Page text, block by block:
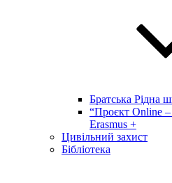
Братська Рідна
“Проєкт Online –
Erasmus +
Цивільний захист
Бібліотека